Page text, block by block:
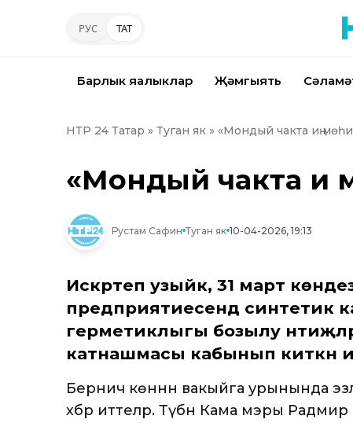
РУС ТАТ
Барлык яңалыклар Җәмгыять
НТР 24 Татар » Туган як » «Мондый чакта иң
«Мондый чакта иң
Рустам Сафин Туган як 10-04-2026, 19:13
Искәртеп узыйк, 31 март
предприятиесендә синтетик
герметиклыгы бозылу
катнашмасы кабынып киткән
Берничә көннән вакыйга урынында
хәбәр иттеләр. Түбән Кама мэры Радмир